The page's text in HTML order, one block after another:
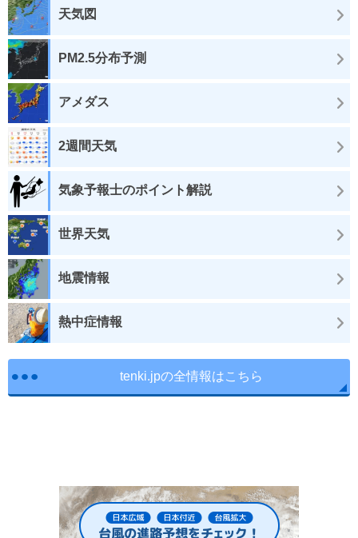
天気図
PM2.5分布予測
アメダス
2週間天気
気象予報士のポイント解説
世界天気
地震情報
熱中症情報
tenki.jpの全情報はこちら